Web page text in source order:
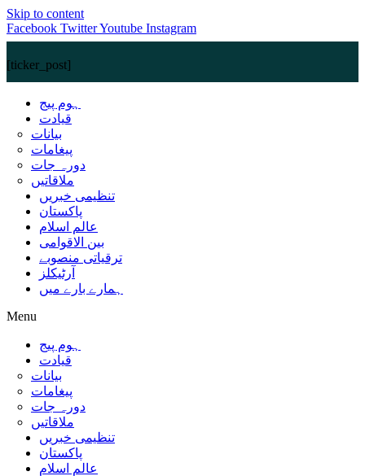
Skip to content
Facebook TwitterYoutube Instagram
[ticker_post]
ہوم پیج
قیادت
بیانات
پیغامات
دورہ جات
ملاقاتیں
تنظیمی خبریں
پاکستان
عالم اسلام
بین الاقوامی
ترقیاتی منصوبے
آرٹیکلز
ہمارے بارے میں
Menu
ہوم پیج
قیادت
بیانات
پیغامات
دورہ جات
ملاقاتیں
تنظیمی خبریں
پاکستان
عالم اسلام